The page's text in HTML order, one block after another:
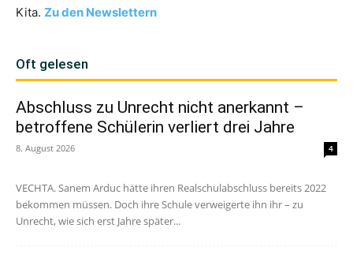
Kita. Zu den Newslettern
Oft gelesen
Abschluss zu Unrecht nicht anerkannt –
betroffene Schülerin verliert drei Jahre
8. August 2026 4
VECHTA. Sanem Arduc hätte ihren Realschulabschluss bereits 2022
bekommen müssen. Doch ihre Schule verweigerte ihn ihr – zu
Unrecht, wie sich erst Jahre später...